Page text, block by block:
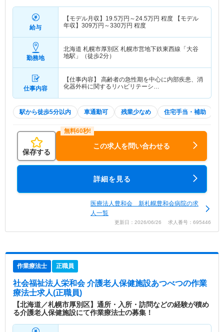
給与
【モデル月収】 19.5万円～24.5万円 程度 【モデル
年収】 309万円～330万円 程度
勤務地
北海道 札幌市厚別区 札幌市営地下鉄東西線「大谷
地駅」（徒歩2分）
仕事内容
【仕事内容】 高齢者の急性期を中心に内部疾患、消
化器外科に関するリハビリテーシ…
駅から徒歩5分以内 車通勤可 残業少なめ 住宅手当・補助
保存する
この求人を問い合わせる
詳細を見る
医療法人豊和会 新札幌豊和会病院の求
人一覧
更新日：2026/06/26 求人番号：695446
作業療法士 正職員
社会福祉法人栄和会 介護老人保健施設あつべつの作業
療法士求人(正職員)
【北海道／札幌市厚別区】通所・入所・訪問などの経験が積め
る介護老人保健施設にて作業療法士の募集！